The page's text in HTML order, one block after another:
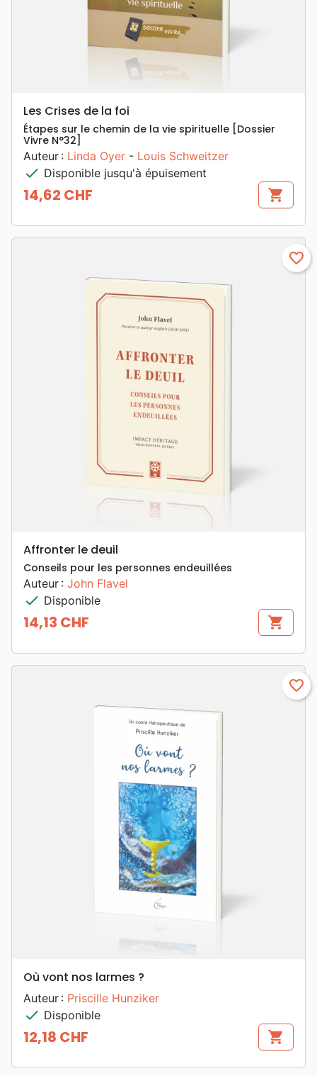
Les Crises de la foi
Étapes sur le chemin de la vie spirituelle [Dossier
Vivre N°32]
Auteur : Linda Oyer - Louis Schweitzer
check Disponible jusqu'à épuisement
Prix
14,62 CHF shopping_cart
favorite_border
Affronter le deuil
Conseils pour les personnes endeuillées
Auteur : John Flavel
check Disponible
Prix
14,13 CHF shopping_cart
favorite_border
Où vont nos larmes ?
Auteur : Priscille Hunziker
check Disponible
Prix
12,18 CHF shopping_cart